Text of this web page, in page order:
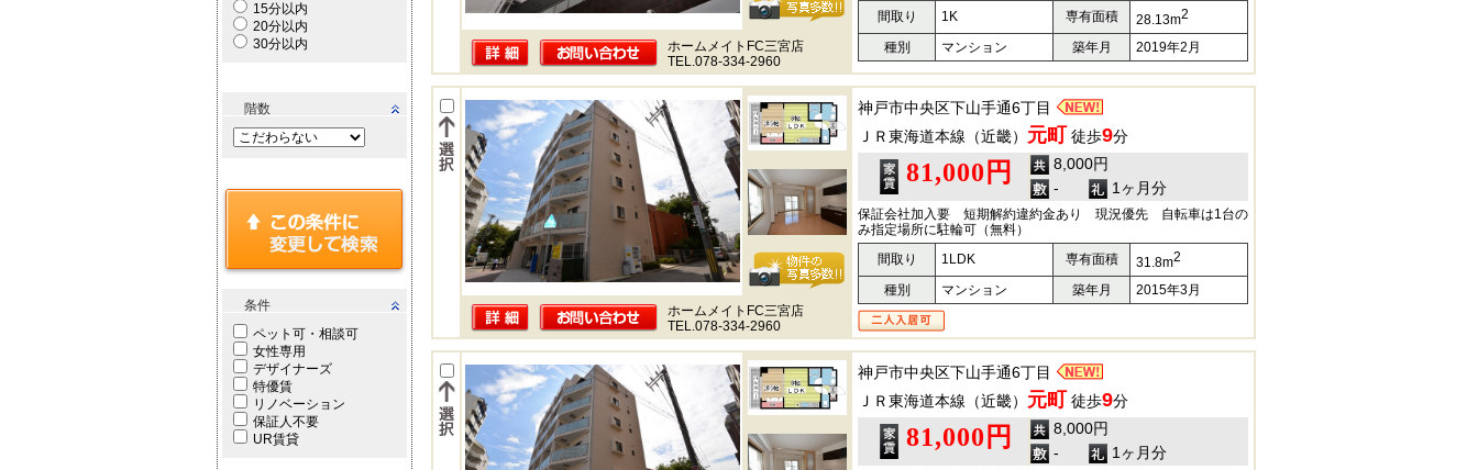
15分以内
20分以内
30分以内
階数
条件
ペット可・相談可
女性専用
デザイナーズ
特優賃
リノベーション
保証人不要
UR賃貸
間取り
1K 専有面積 28.13m2
種別 マンション 築年月 2019年2月
ホームメイトFC三宮店
TEL.078-334-2960
神戸市中央区下山手通6丁目
ＪＲ東海道本線（近畿） 元町 徒歩9分
81,000円
8,000円
-
1ヶ月分
保証会社加入要 短期解約違約金あり 現況優先 自転車は1台の
み指定場所に駐輪可（無料）
間取り
1LDK 専有面積 31.8m2
種別 マンション 築年月
2015年3月
ホームメイトFC三宮店
TEL.078-334-2960
神戸市中央区下山手通6丁目
ＪＲ東海道本線（近畿） 元町 徒歩9分
81,000円
8,000円
-
1ヶ月分